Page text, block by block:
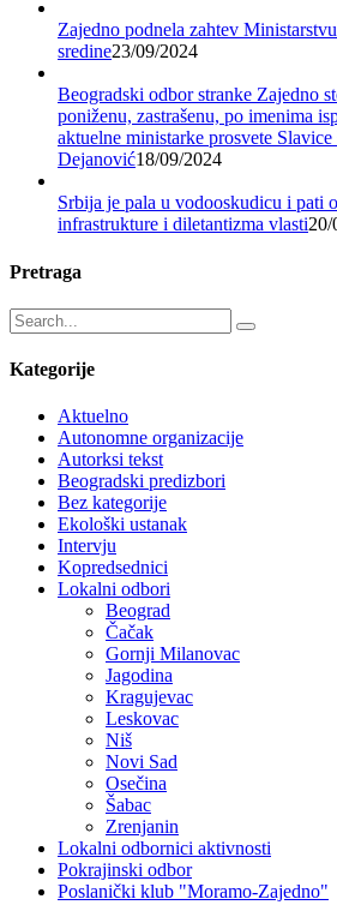
Zajedno podnela zahtev
sredine23/09/2024
Beogradski odbor stranke Zajedno
poniženu, zastrašenu, po imenima
aktuelne ministarke prosvete
Dejanović18/09/2024
Srbija je pala u vodooskudicu i pati
infrastrukture i diletantizma vlasti20/
Pretraga
Kategorije
Aktuelno
Autonomne organizacije
Autorksi tekst
Beogradski predizbori
Bez kategorije
Ekološki ustanak
Intervju
Kopredsednici
Lokalni odbori
Beograd
Čačak
Gornji Milanovac
Jagodina
Kragujevac
Leskovac
Niš
Novi Sad
Osečina
Šabac
Zrenjanin
Lokalni odbornici aktivnosti
Pokrajinski odbor
Poslanički klub "Moramo-Zajedno"